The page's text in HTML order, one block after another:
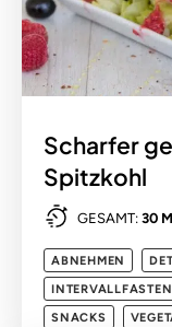
Scharfer
Spitzkohl
GESAMT: 30
ABNEHMEN
INTERVALLFASTEN
SNACKS